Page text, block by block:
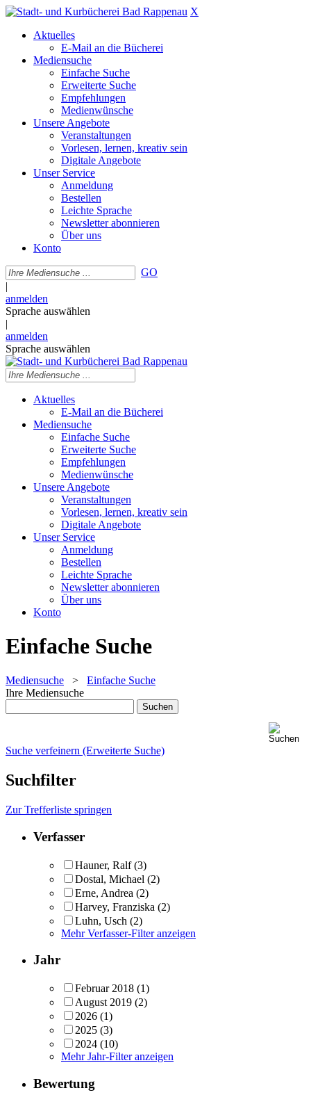
X
Aktuelles
E-Mail an die Bücherei
Mediensuche
Einfache Suche
Erweiterte Suche
Empfehlungen
Medienwünsche
Unsere Angebote
Veranstaltungen
Vorlesen, lernen, kreativ sein
Digitale Angebote
Unser Service
Anmeldung
Bestellen
Leichte Sprache
Newsletter abonnieren
Über uns
Konto
GO
|
anmelden
Sprache auswählen
|
anmelden
Sprache auswählen
Aktuelles
E-Mail an die Bücherei
Mediensuche
Einfache Suche
Erweiterte Suche
Empfehlungen
Medienwünsche
Unsere Angebote
Veranstaltungen
Vorlesen, lernen, kreativ sein
Digitale Angebote
Unser Service
Anmeldung
Bestellen
Leichte Sprache
Newsletter abonnieren
Über uns
Konto
Einfache Suche
Mediensuche > Einfache Suche
Ihre Mediensuche
Suche verfeinern (Erweiterte Suche)
Suchfilter
Zur Trefferliste springen
Verfasser
Hauner, Ralf (3)
Dostal, Michael (2)
Erne, Andrea (2)
Harvey, Franziska (2)
Luhn, Usch (2)
Mehr Verfasser-Filter anzeigen
Jahr
Februar 2018 (1)
August 2019 (2)
2026 (1)
2025 (3)
2024 (10)
Mehr Jahr-Filter anzeigen
Bewertung